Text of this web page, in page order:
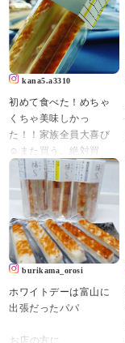
kana5.a3310
初めて食べた！めちゃ
くちゃ美味しかっ
た！！家族全員大喜び
☺️また買う。絶対買
う！鮨蒲本舗河内屋の
ロングセラー商品らし
い。知らんかったー
「棒S（ボウズ）」
#ますのすし源#棒S#ボ
ウズ#ちーかまの王様
burikama_orosi
ホワイトデーは富山に
出張だったパパ⁡⁡⁡⁡
⁡お店の方に